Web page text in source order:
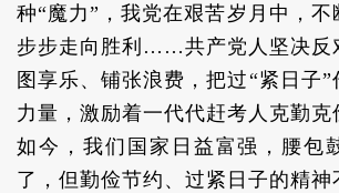
种“魔力”，我党在艰苦岁月中，不
步步走向胜利……共产党人坚决反
图享乐、铺张浪费，把过“紧日子
力量，激励着一代代赶考人克勤克
如今，我们国家日益富强，腰包
了，但勤俭节约、过紧日子的精神